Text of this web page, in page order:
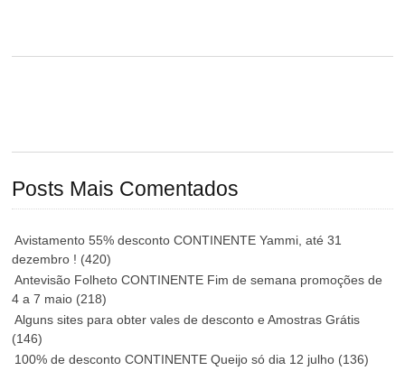
Posts Mais Comentados
Avistamento 55% desconto CONTINENTE Yammi, até 31
dezembro ! (420)
Antevisão Folheto CONTINENTE Fim de semana promoções de
4 a 7 maio (218)
Alguns sites para obter vales de desconto e Amostras Grátis
(146)
100% de desconto CONTINENTE Queijo só dia 12 julho (136)